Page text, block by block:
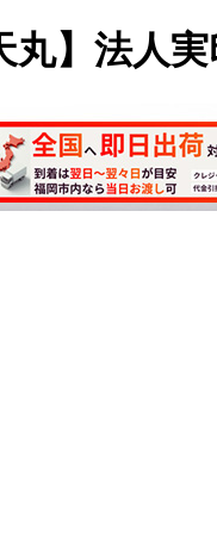
丸】法人